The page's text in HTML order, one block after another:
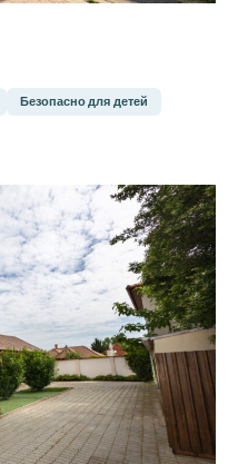
Безопасно для детей